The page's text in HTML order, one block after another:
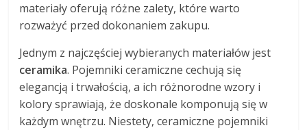
materiały oferują różne zalety, które warto
rozważyć przed dokonaniem zakupu.
Jednym z najczęściej wybieranych materiałów jest
ceramika. Pojemniki ceramiczne cechują się
elegancją i trwałością, a ich różnorodne wzory i
kolory sprawiają, że doskonale komponują się w
każdym wnętrzu. Niestety, ceramiczne pojemniki